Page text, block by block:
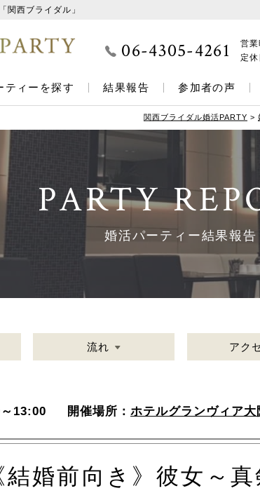
関西ブライダル」
06-4305-4261 営業
定休
ティーを探す 結果報告 参加者の声
関西ブライダル婚活PARTY >
PARTY
婚活パーティー結果報告
流れ アク
13:00 開催場所： ホテルグランヴィア大
結婚前向き》彼女～